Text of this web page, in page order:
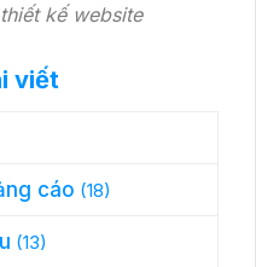
kế website
viết
cáo (18)
(13)